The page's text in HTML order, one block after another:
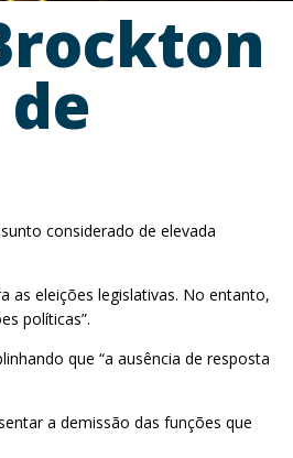
considerado de elevada
as eleições legislativas. No entanto,
políticas”.
que “a ausência de resposta
a demissão das funções que